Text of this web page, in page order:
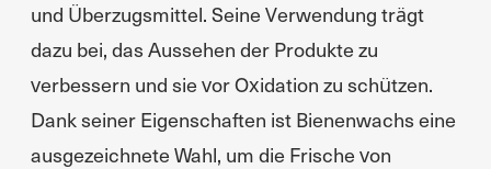
und Überzugsmittel. Seine Verwendung trägt
dazu bei, das Aussehen der Produkte zu
verbessern und sie vor Oxidation zu schützen.
Dank seiner Eigenschaften ist Bienenwachs eine
ausgezeichnete Wahl, um die Frische von